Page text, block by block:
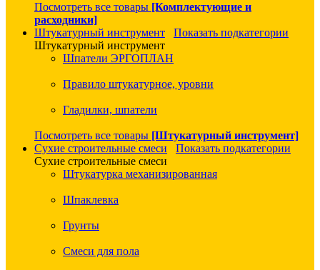
Посмотреть все товары [Комплектующие и
расходники]
Штукатурный инструмент
Показать подкатегории
Штукатурный инструмент
Шпатели ЭРГОПЛАН
Правило штукатурное, уровни
Гладилки, шпатели
Посмотреть все товары [Штукатурный инструмент]
Сухие строительные смеси
Показать подкатегории
Сухие строительные смеси
Штукатурка механизированная
Шпаклевка
Грунты
Смеси для пола